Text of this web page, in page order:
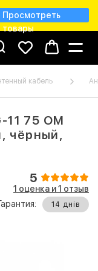
Просмотреть
товары
кабель
11 75 ОМ
чёрный,
5
1 оценка и 1 отзыв
14 днів